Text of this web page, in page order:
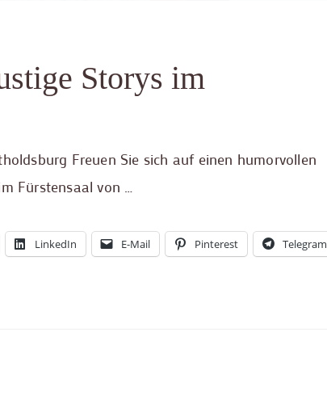
Storys im
Freuen Sie sich auf einen humorvollen
Fürstensaal von …
LinkedIn E-Mail Pinterest Telegram